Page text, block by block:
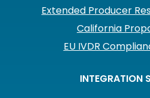
Extended Producer
California
EU IVDR
INTEGRATION